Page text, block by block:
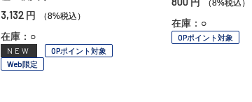
3,132 円 （8%税込）
在庫：○
NEW
OPポイント対象
Web限定
（8%税込）
在庫：○
OPポイント対象